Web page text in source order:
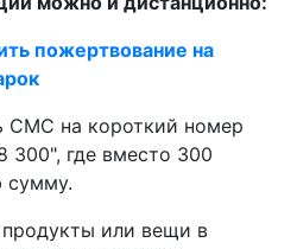
пожертвование на
СМС на короткий номер
где вместо 300
сумму.
продукты или вещи в